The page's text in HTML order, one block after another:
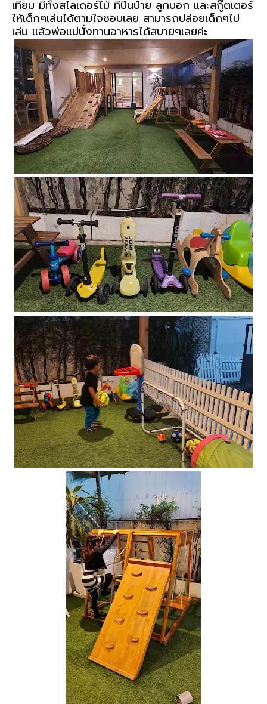
เทียม มีทั้งสไลเดอร์ไม้ ที่ปีนป่าย ลูกบอก และสกู๊ตเตอร์
ให้เด็กๆเล่นได้ตามใจชอบเลย สามารถปล่อยเด็กๆไป
เล่น แล้วพ่อแม่นั่งทานอาหารได้สบายๆเลยค่ะ